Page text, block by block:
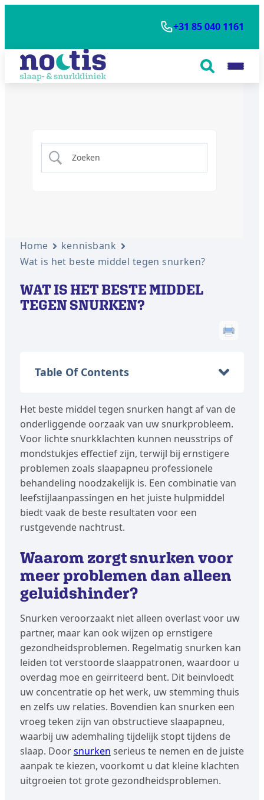
+31 85 040 1161
Home
kennisbank
Wat is het beste middel tegen snurken?
WAT IS HET BESTE MIDDEL
TEGEN SNURKEN?
Table Of Contents
Het beste middel tegen snurken hangt af van de
onderliggende oorzaak van uw snurkprobleem.
Voor lichte snurkklachten kunnen neusstrips of
mondstukjes effectief zijn, terwijl bij ernstigere
problemen zoals slaapapneu professionele
behandeling noodzakelijk is. Een combinatie van
leefstijlaanpassingen en het juiste hulpmiddel
biedt vaak de beste resultaten voor een
rustgevende nachtrust.
Waarom zorgt snurken voor
meer problemen dan alleen
geluidshinder?
Snurken veroorzaakt niet alleen overlast voor uw
partner, maar kan ook wijzen op ernstigere
gezondheidsproblemen. Regelmatig snurken kan
leiden tot verstoorde slaappatronen, waardoor u
overdag moe en geïrriteerd bent. Dit beïnvloedt
uw concentratie op het werk, uw stemming thuis
en zelfs uw relaties. Bovendien kan snurken een
vroeg teken zijn van obstructieve slaapapneu,
waarbij uw ademhaling tijdelijk stopt tijdens de
slaap. Doorsnurken serieus te nemen en de juiste
aanpak te kiezen, voorkomt u dat kleine klachten
uitgroeien tot grote gezondheidsproblemen.